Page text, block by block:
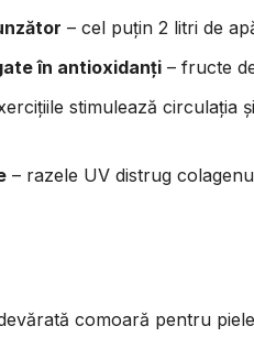
– cel puțin 2 litri de
în antioxidanți – fructe
stimulează circulația
– razele UV distrug
comoară pentru